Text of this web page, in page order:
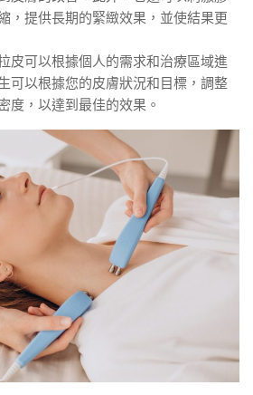
，提供長期的緊緻效果，並使結果更
皮可以根據個人的需求和治療區域進
可以根據您的皮膚狀況和目標，調整
度，以達到最佳的效果。